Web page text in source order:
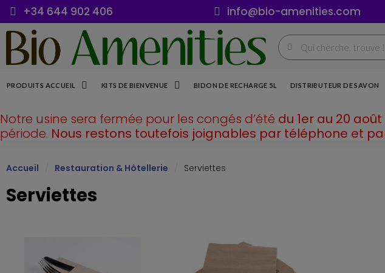
+34 644 902 406 info@bio-amenities.com
PRODUITS ACCUEIL KITS DE BIENVENUE BIDON DE RECHARGE 5L DISTRIBUTEUR DE SAVON
Notre usine sera fermée pour les congés d’été du 1er au 20
période. Nous restons toutefois joignables par téléphone et
Accueil Restauration & Hôtellerie Serviettes
Serviettes